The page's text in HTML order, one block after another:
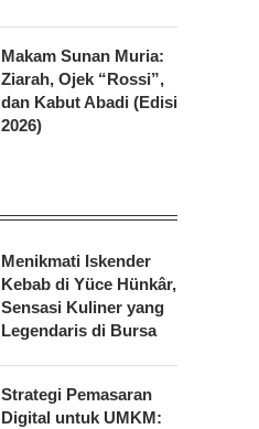
Makam Sunan Muria:
Ziarah, Ojek “Rossi”,
dan Kabut Abadi (Edisi
2026)
Menikmati Iskender
Kebab di Yüce Hünkâr,
Sensasi Kuliner yang
Legendaris di Bursa
Strategi Pemasaran
Digital untuk UMKM: